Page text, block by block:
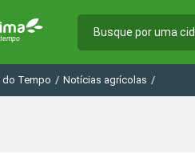
do Tempo / Notícias agrícolas /